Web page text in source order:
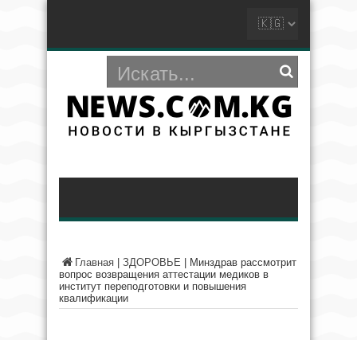
Главная ЗДОРОВЬЕ
Минздрав рассмотрит
вопрос возвращения аттестации медиков в
институт переподготовки и повышения
квалификации